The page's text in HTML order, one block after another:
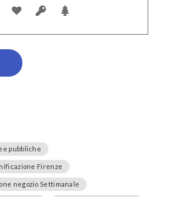
pubbliche
Firenze
negozio Settimanale